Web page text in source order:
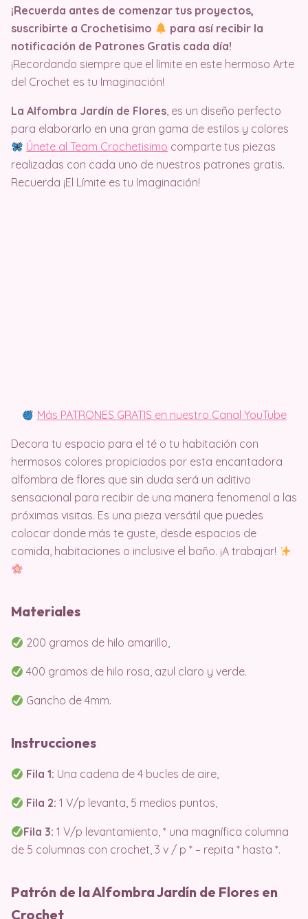
¡Recuerda antes de comenzar tus proyectos,
suscribirte a Crochetisimo
para así recibir la
notificación de Patrones Gratis cada día!
¡Recordando siempre que el límite en este hermoso Arte
del Crochet es tu Imaginación!
La Alfombra Jardín de Flores, es un diseño perfecto
para elaborarlo en una gran gama de estilos y colores
Únete al Team Crochetisimo comparte tus piezas
realizadas con cada uno de nuestros patrones gratis.
Recuerda ¡El Límite es tu Imaginación!
Más PATRONES GRATIS en nuestro Canal YouTube
Decora tu espacio para el té o tu habitación con
hermosos colores propiciados por esta encantadora
alfombra de flores que sin duda será un aditivo
sensacional para recibir de una manera fenomenal a las
próximas visitas. Es una pieza versátil que puedes
colocar donde más te guste, desde espacios de
comida, habitaciones o inclusive el baño. ¡A trabajar!
Materiales
200 gramos de hilo amarillo,
400 gramos de hilo rosa, azul claro y verde.
Gancho de 4mm.
Instrucciones
Fila 1: Una cadena de 4 bucles de aire,
Fila 2: 1 V/p levanta, 5 medios puntos,
Fila 3: 1 V/p levantamiento, * una magnífica columna
de 5 columnas con crochet, 3 v / p * – repita * hasta *.
Patrón de la Alfombra Jardín de Flores en
Crochet